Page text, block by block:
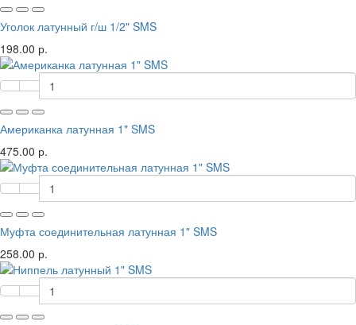
Уголок латунный г/ш 1/2" SMS
198.00 р.
Американка латунная 1" SMS
475.00 р.
Муфта соединительная латунная 1" SMS
258.00 р.